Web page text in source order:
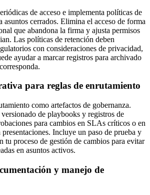
de acceso e implementa políticas de
asuntos cerrados. Elimina el acceso de forma
que abandona la firma y ajusta permisos
Las políticas de retención deben
con consideraciones de privacidad,
ayudar a marcar registros para archivado
para reglas de enrutamiento
como artefactos de gobernanza.
de playbooks y registros de
para cambios en SLAs críticos o en
presentaciones. Incluye un paso de prueba y
tu proceso de gestión de cambios para evitar
en asuntos activos.
y manejo de